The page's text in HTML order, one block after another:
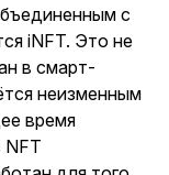
с
iNFT. Это не
в смарт-
неизменным
время
NFT